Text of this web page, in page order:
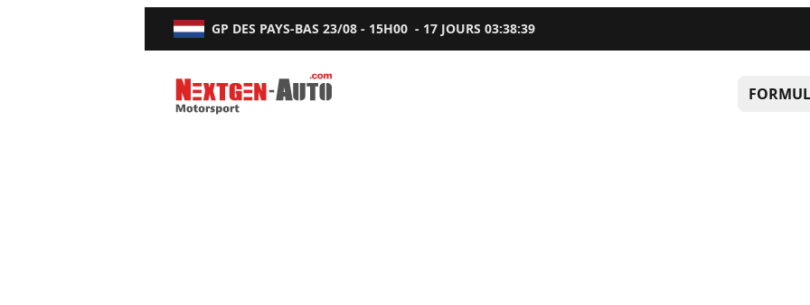
GP DES PAYS-BAS 23/08 - 15H00 - 17 JOURS03:38:38
Nextgen-Auto.com